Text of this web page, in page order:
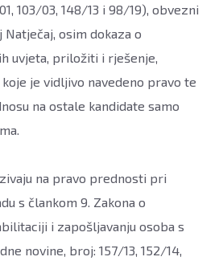
103/03, 148/13 i 98/19), obvezni
Natječaj, osim dokaza o
uvjeta, priložiti i rješenje,
je vidljivo navedeno pravo te
na ostale kandidate samo
na pravo prednosti pri
s člankom 9. Zakona o
i zapošljavanju osoba s
novine, broj: 157/13, 152/14,